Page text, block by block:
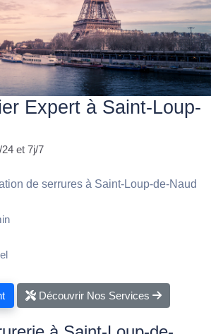
Expert à Saint-Loup-
et 7j/7
de serrures à Saint-Loup-de-Naud
Découvrir Nos Services